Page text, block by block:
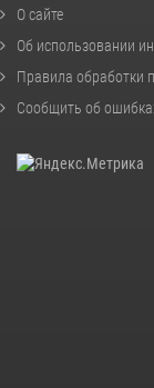
О сайте
Об использовании
Правила обработки
Сообщить об